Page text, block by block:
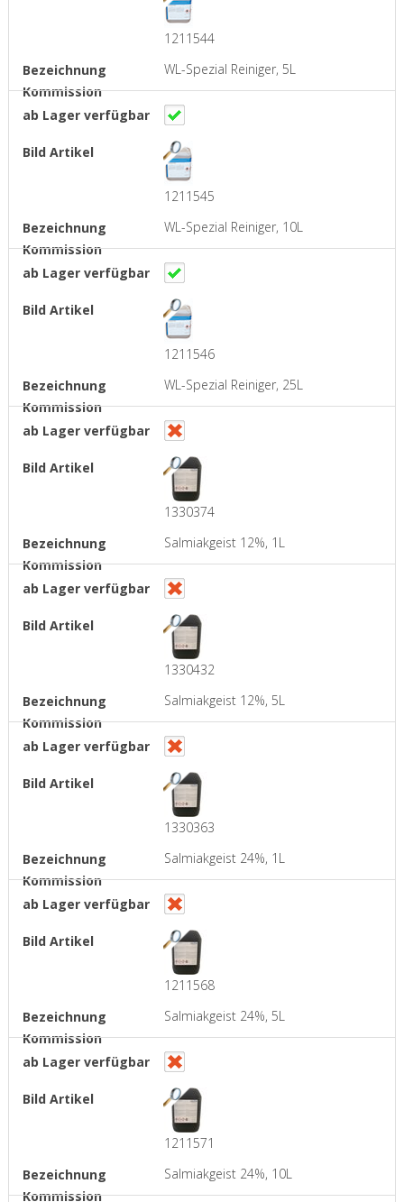
1211544
WL-Spezial Reiniger, 5L
1211545
WL-Spezial Reiniger, 10L
1211546
WL-Spezial Reiniger, 25L
1330374
Salmiakgeist 12%, 1L
1330432
Salmiakgeist 12%, 5L
1330363
Salmiakgeist 24%, 1L
1211568
Salmiakgeist 24%, 5L
1211571
Salmiakgeist 24%, 10L